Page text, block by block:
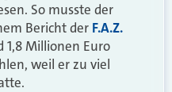
So musste der
Bericht der F.A.Z.
1,8 Millionen Euro
weil er zu viel